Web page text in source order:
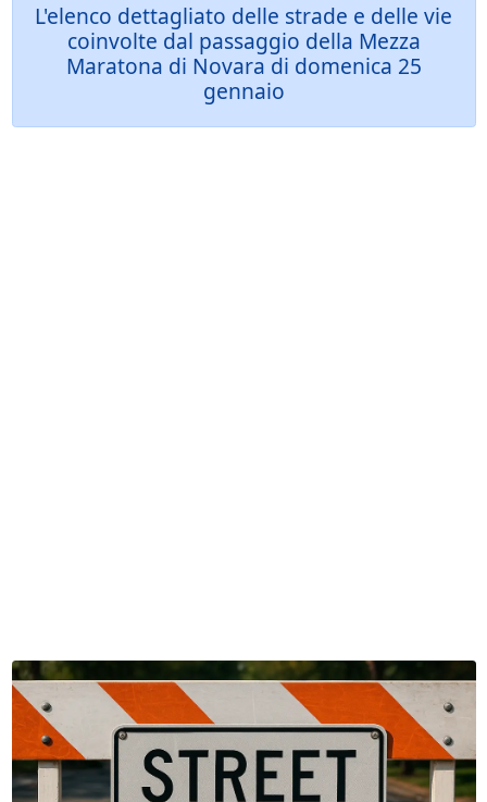
L'elenco dettagliato delle strade e delle vie
coinvolte dal passaggio della Mezza
Maratona di Novara di domenica 25
gennaio